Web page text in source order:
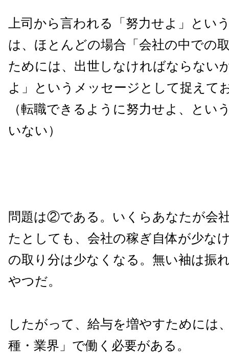
上司から言われる「努力せよ」とい
は、ほとんどの場合「会社の中での
ためには、出世しなければならない
よ」というメッセージとして捉えて
（転職できるように努力せよ、とい
いない）
問題は②である。いくらあなたが会
たとしても、会社の稼ぎ自体が少な
の取り分は少なくなる。無い袖は振
やつだ。
したがって、給与を増やすためには
種・業界」で働く必要がある。